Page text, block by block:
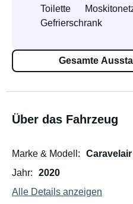
Toilette
Gefrierschrank
Gesamte
Über das Fahrzeug
Marke & Modell
Jahr
2020
Alle Details anzeigen